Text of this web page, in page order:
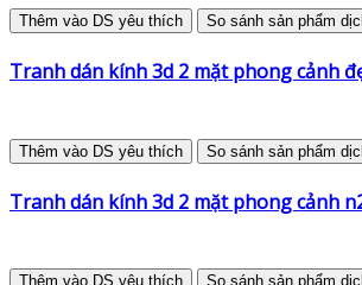
Thêm vào DS yêu thích So sánh sản phẩm
Tranh dán kính 3d 2 mặt phong cảnh
Thêm vào DS yêu thích So sánh sản phẩm
Tranh dán kính 3d 2 mặt phong cảnh
Thêm vào DS yêu thích So sánh sản phẩm